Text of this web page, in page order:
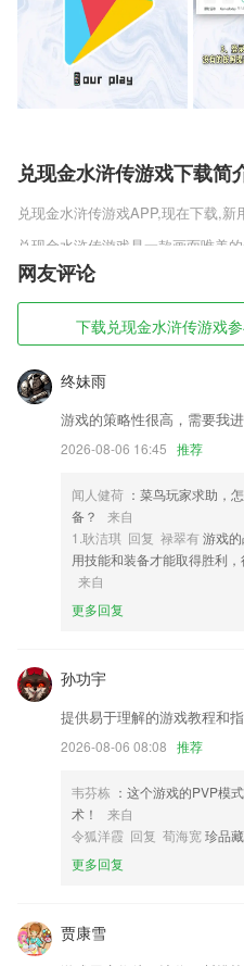
兑现金水浒传游戏下载简
兑现金水浒传游戏APP,现在下载,新
兑现金水浒传游戏是一款画面唯美
玩家将体验到精致而细腻的画面，
觉，游戏之中的职业各有各的特色
联机对抗，激战四方，开辟一个盛
抗，赶快来体验吧。
兑现金水浒传游戏软件特色
1,协助我们准确的进行五笔打字练
4,提供地图导航
5,【极简印象】全新卡片式极简时
6,支持互动答题，在答题的时候也
兑现金水浒传游戏软件优势
2.实现道路运输驾驶员在线报名、
交学平台
3.及时反馈学习情况，有啥不会的知
5.立体书世界适用儿童自由探索、游
6.在答题练习的时候，记录答题进
兑现金水浒传游戏更新了
增加画笔
优化了整个ui界面
网友评论
下载兑现金水浒传游戏
终妹雨
游戏的策略性很高，需要我
2026-08-06 16:45 推荐
闻人健荷 ：菜鸟玩家求助，
备？
来自
1.耿洁琪 回复 禄翠有游戏
用技能和装备才能取得胜利，
来自
更多回复
孙功宇
提供易于理解的游戏教程和
2026-08-06 08:08 推荐
韦芬栋 ：这个游戏的PVP模
术！
来自
令狐洋霞 回复 荀海宽珍品
更多回复
贾康雪